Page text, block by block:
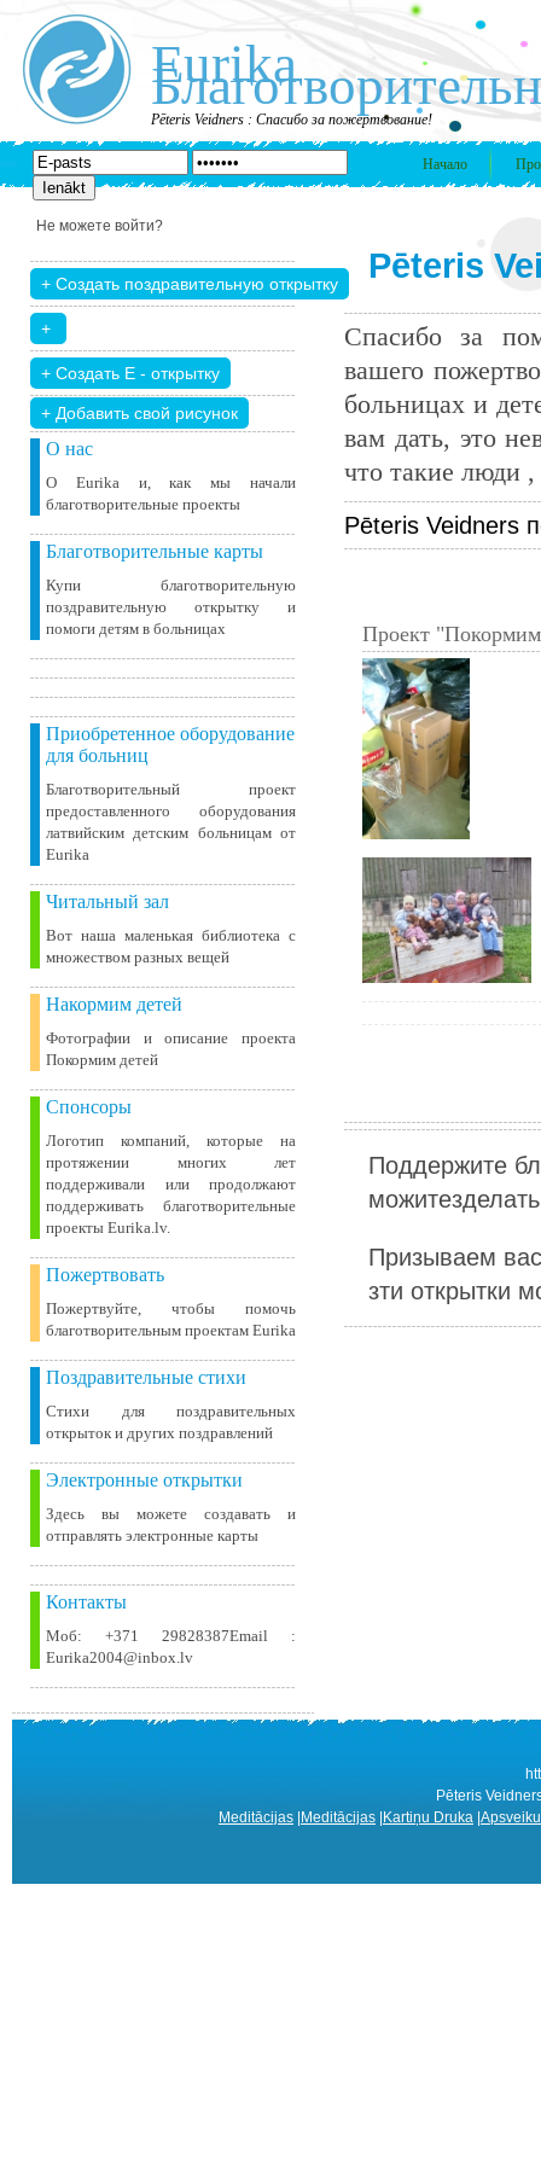
Eurika
Pēteris Veidners : Спасибо за пожертвование!
Начало
Не можете войти?
+ Добавить свой ​​рисунок
О нас
О Eurika и, как мы начали
благотворительные проекты
Благотворительные карты
Купи благотворительную
поздравительную открытку и
помоги детям в больницах
Приобретенное оборудование
для больниц
Благотворительный проект
предоставленного оборудования
латвийским детским больницам от
Eurika
Читальный зал
Вот наша маленькая библиотека c
множеством разных вещей
Накормим детей
Фотографии и описание проекта
Покормим детей
Спонсоры
Логотип компаний, которые на
протяжении многих лет
поддерживали или продолжают
поддерживать благотворительные
проекты Eurika.lv.
Пожертвовать
Пожертвуйте, чтобы помочь
благотворительным проектам Eurika
Поздравительные стихи
Стихи для поздравительных
открыток и других поздравлений
Электронные открытки
Здесь вы можете создавать и
отправлять электронные карты
Контакты
Моб: +371 29828387Email :
Eurika2004@inbox.lv
Pēteris
Спасибо за
вашего
больницах и
вам дать, это
что такие люди
Pēteris Veidners
Проект
Поддержите
Призываем
зти открытки
Pēteris
Meditācijas Meditācijas Kartiņu Druka